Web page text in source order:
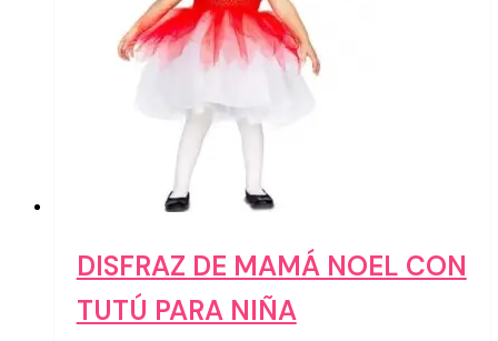
DISFRAZ DE MAMÁ NOEL CON
TUTÚ PARA NIÑA